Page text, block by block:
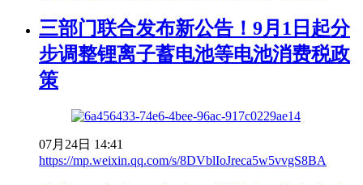
三部门联合发布新公告！9月1日起分
步调整锂离子蓄电池等电池消费税政
策
07月24日 14:41
https://mp.weixin.qq.com/s/8DVblIoJreca5w5vvgS8BA